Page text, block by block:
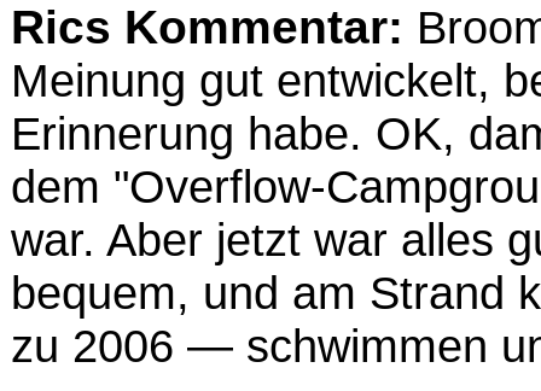
Rics Kommentar:
Meinung gut entwickelt,
Erinnerung habe. OK,
dem "Overflow-
war. Aber jetzt war alles
bequem, und am Strand
zu 2006 — schwimmen